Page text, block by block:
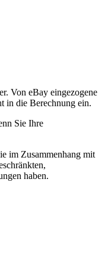
Von eBay eingezogene
in die Berechnung ein.
Sie Ihre
im Zusammenhang mit
haben.